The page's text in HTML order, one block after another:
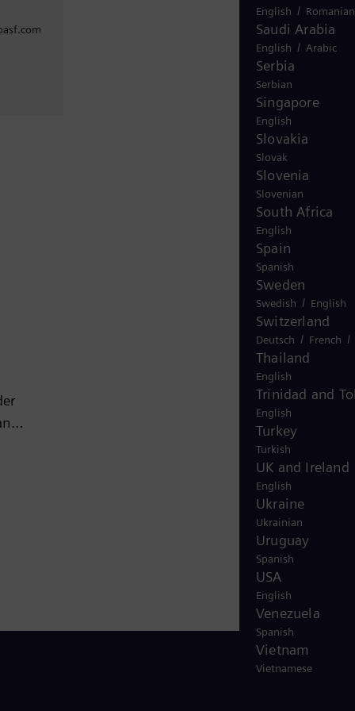
English / Romanian
Saudi Arabia
English / Arabic
Serbia
Serbian
Singapore
English
Slovakia
Slovak
Slovenia
Slovenian
South Africa
English
Spain
Spanish
Sweden
Swedish / English
Switzerland
Deutsch / French /
Thailand
English
Trinidad and
English
Turkey
Turkish
UK and Ireland
English
Ukraine
Ukrainian
Uruguay
Spanish
USA
English
Venezuela
Spanish
Vietnam
Vietnamese
zur